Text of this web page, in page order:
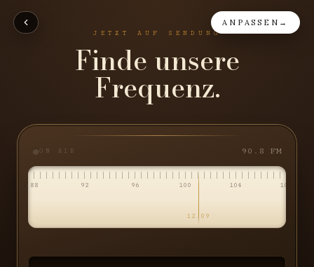
JETZT AUF SENDUNG
Finde unsere
Frequenz.
ON AIR 90.8 FM
88 92 96 100 104 108
12.09
ANPASSEN →